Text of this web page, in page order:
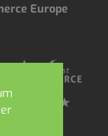
Europe